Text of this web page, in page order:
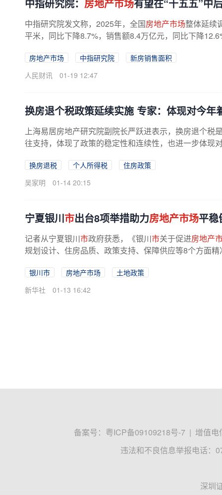
​中指研究院： 房地产市场有望在“十五五”中
中指研究院发文称，2025年，全国房地产市场整体延续
平米，同比下降8.7%，销售额8.4万亿元，同比下降
房地产市场 中指研究院
新房销售面积
人民财讯
01-19 12:47
换房退个税政策延续实施 专家：体现对今年
上海易居房地产研究院副院长严跃进表示，换房退个税
往支持，体现了政策的稳定性和连续性，也进一步体现
换房退税 个人所得税
住房政策
吴家明
01-14 20:15
宁夏银川市出台8项举措助力房地产市场平稳
记者从宁夏银川市政府获悉，《银川市关于促进房地产
规划设计、住房品质、政策支持、保障供应等8个方面
银川市 房地产市场
土地政策
新华社
01-13 16:42
备案号： 粤ICP备09109218号-7 | 增值电
违法和不良信息举报电话：
深圳